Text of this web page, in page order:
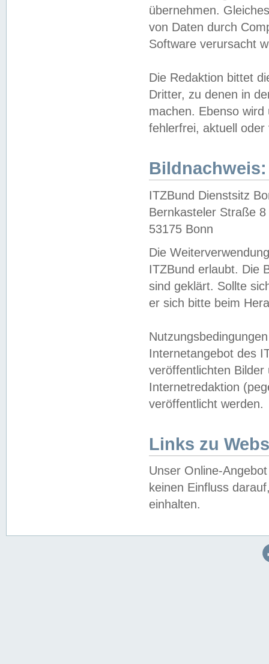
übernehmen.
von Daten durch
Software verursacht
Die Redaktion bittet
Dritter, zu denen in
machen. Ebenso
fehlerfrei, aktuell oder
Bildnachweis:
ITZBund Dienstsitz
Bernkasteler Straße 8
53175 Bonn
Die
ITZBund erlaubt. Die
sind geklärt. Sollte
er sich bitte beim
Internetangebot des
veröffentlichten
Internetredaktion
veröffentlicht werden.
Links zu
Unser Online-
keinen Einfluss
einhalten.